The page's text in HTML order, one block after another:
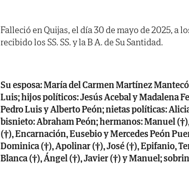
Falleció en Quijas, el día 30 de mayo de 2025, a
recibido los SS. SS. y la B A. de Su Santidad.
Su esposa: María del Carmen Martínez
Luis; hijos políticos: Jesús Acebal y Madalena
Pedro Luis y Alberto Peón; nietas políticas:
bisnieto: Abraham Peón; hermanos: Manuel
(†), Encarnación, Eusebio y Mercedes Peón
Dominica (†), Apolinar (†), José (†), Epifanio,
Blanca (†), Ángel (†), Javier (†) y Manuel;